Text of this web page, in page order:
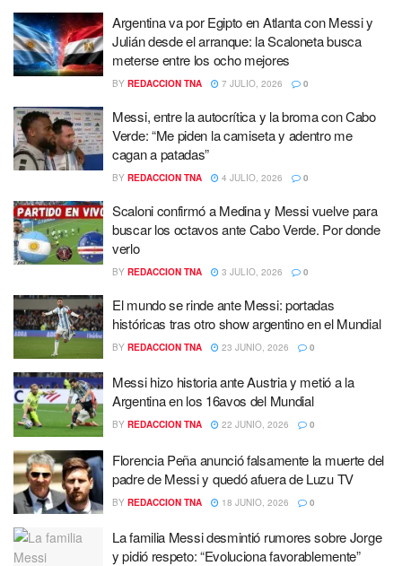
Argentina va por Egipto en Atlanta con Messi y
Julián desde el arranque: la Scaloneta busca
meterse entre los ocho mejores
BY REDACCION TNA 7 JULIO, 2026 0
Messi, entre la autocrítica y la broma con Cabo
Verde: “Me piden la camiseta y adentro me
cagan a patadas”
BY REDACCION TNA 4 JULIO, 2026 0
Scaloni confirmó a Medina y Messi vuelve para
buscar los octavos ante Cabo Verde. Por donde
verlo
BY REDACCION TNA 3 JULIO, 2026 0
El mundo se rinde ante Messi: portadas
históricas tras otro show argentino en el Mundial
BY REDACCION TNA 23 JUNIO, 2026 0
Messi hizo historia ante Austria y metió a la
Argentina en los 16avos del Mundial
BY REDACCION TNA 22 JUNIO, 2026 0
Florencia Peña anunció falsamente la muerte del
padre de Messi y quedó afuera de Luzu TV
BY REDACCION TNA 18 JUNIO, 2026 0
La familia Messi desmintió rumores sobre Jorge
y pidió respeto: “Evoluciona favorablemente”